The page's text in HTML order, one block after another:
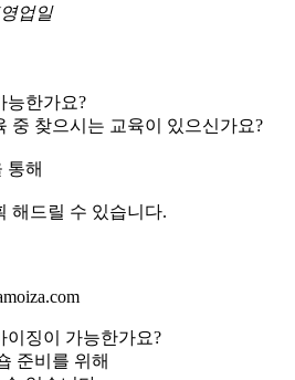
업일
능한가요?
중 찾으시는 교육이 있으신가요?
통해
해드릴 수 있습니다.
이징이 가능한가요?
준비를 위해